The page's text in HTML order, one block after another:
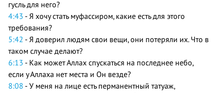
гусль для него?
4:43 - Я хочу стать муфассиром, какие есть для этого
требования?
5:42 - Я доверил людям свои вещи, они потеряли их. Что в
таком случае делают?
6:13 - Как может Аллах спускаться на последнее небо,
если у Аллаха нет места и Он везде?
8:08 - У меня на лице есть перманентный татуаж,